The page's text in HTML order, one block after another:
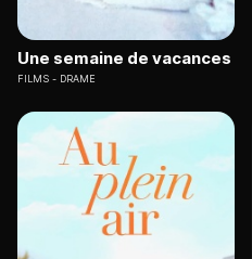
Une semaine de vacances
FILMS DRAME